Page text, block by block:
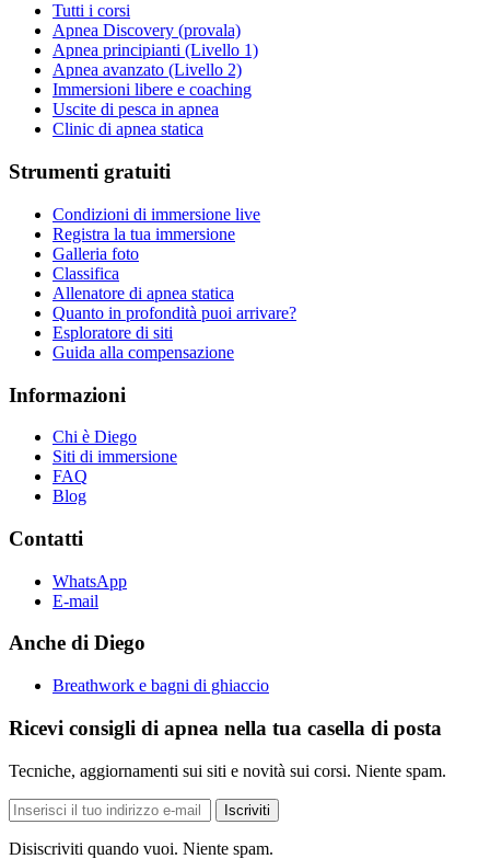
Tutti i corsi
Apnea Discovery (provala)
Apnea principianti (Livello 1)
Apnea avanzato (Livello 2)
Immersioni libere e coaching
Uscite di pesca in apnea
Clinic di apnea statica
Strumenti gratuiti
Condizioni di immersione live
Registra la tua immersione
Galleria foto
Classifica
Allenatore di apnea statica
Quanto in profondità puoi arrivare?
Esploratore di siti
Guida alla compensazione
Informazioni
Chi è Diego
Siti di immersione
FAQ
Blog
Contatti
WhatsApp
E-mail
Anche di Diego
Breathwork e bagni di ghiaccio
Ricevi consigli di apnea nella tua casella di posta
Tecniche, aggiornamenti sui siti e novità sui corsi. Niente spam.
Indirizzo
e-
mail
Iscriviti
Disiscriviti quando vuoi. Niente spam.